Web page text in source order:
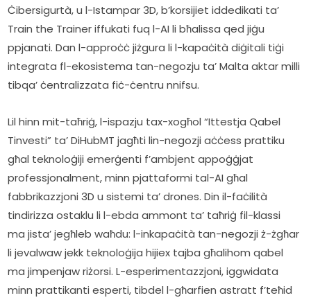
Ċibersigurtà, u l-Istampar 3D, b’korsijiet iddedikati ta’
Train the Trainer iffukati fuq l-AI li bħalissa qed jiġu
ppjanati. Dan l-approċċ jiżgura li l-kapaċità diġitali tiġi
integrata fl-ekosistema tan-negozju ta’ Malta aktar milli
tibqa’ ċentralizzata fiċ-ċentru nnifsu.
Lil hinn mit-taħriġ, l-ispazju tax-xogħol “Ittestja Qabel
Tinvesti” ta’ DiHubMT jagħti lin-negozji aċċess prattiku
għal teknoloġiji emerġenti f’ambjent appoġġjat
professjonalment, minn pjattaformi tal-AI għal
fabbrikazzjoni 3D u sistemi ta’ drones. Din il-faċilità
tindirizza ostaklu li l-ebda ammont ta’ taħriġ fil-klassi
ma jista’ jegħleb waħdu: l-inkapaċità tan-negozji ż-żgħar
li jevalwaw jekk teknoloġija hijiex tajba għalihom qabel
ma jimpenjaw riżorsi. L-esperimentazzjoni, iggwidata
minn prattikanti esperti, tibdel l-għarfien astratt f’teħid